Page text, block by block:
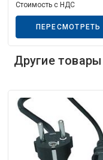
Описание искусственного интеллекта
Стоимость с НДС
ПЕРЕСМОТРЕТЬ
Другие